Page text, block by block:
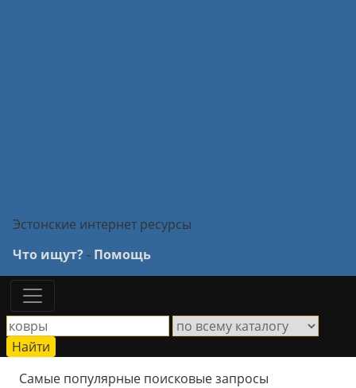
Эстонские интернет ресурсы
Что ищут?- Помощь
Самые популярные поисковые запросы